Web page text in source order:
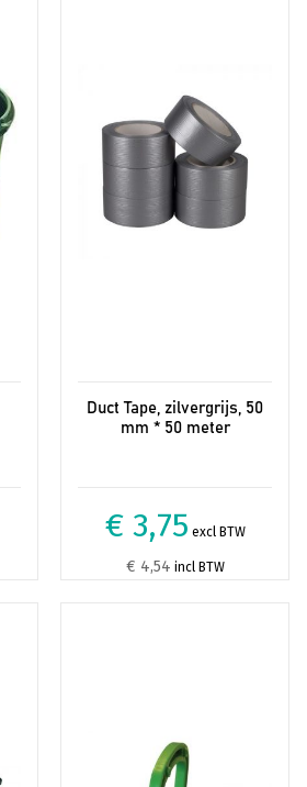
Duct Tape, zilvergrijs, 50
mm * 50 meter
€ 3,75 excl BTW
€ 4,54 incl BTW